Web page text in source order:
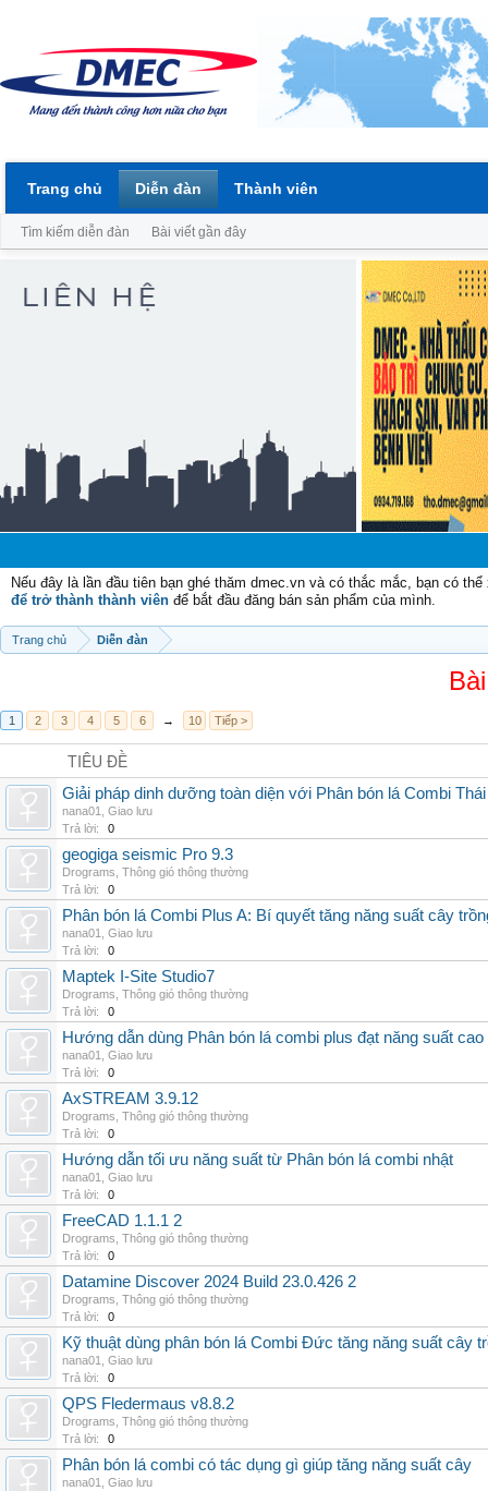
Nếu đây là lần đầu tiên bạn ghé thăm dmec.vn và có thắc mắc, bạn có
để trở thành thành viên để bắt đầu đăng bán sản phẩm của mình.
Trang chủ Diễn đàn
1 2 3 4 5 6 → 10 Tiếp >
TIÊU ĐỀ
Giải pháp dinh dưỡng toàn diện với Phân bón lá Combi Thái
nana01
Giao lưu
Trả lời:
0
geogiga seismic Pro 9.3
Drograms Thông gió thông thường
Trả lời:
0
Phân bón lá Combi Plus A: Bí quyết tăng năng suất cây
nana01
Giao lưu
Trả lời:
0
Maptek I-Site Studio7
Drograms Thông gió thông thường
Trả lời:
0
Hướng dẫn dùng Phân bón lá combi plus đạt năng suất cao
nana01
Giao lưu
Trả lời:
0
AxSTREAM 3.9.12
Drograms Thông gió thông thường
Trả lời:
0
Hướng dẫn tối ưu năng suất từ Phân bón lá combi nhật
nana01
Giao lưu
Trả lời:
0
FreeCAD 1.1.1 2
Drograms Thông gió thông thường
Trả lời:
0
Datamine Discover 2024 Build 23.0.426 2
Drograms Thông gió thông thường
Trả lời:
0
Kỹ thuật dùng phân bón lá Combi Đức tăng năng suất cây
nana01
Giao lưu
Trả lời:
0
QPS Fledermaus v8.8.2
Drograms Thông gió thông thường
Trả lời:
0
Phân bón lá combi có tác dụng gì giúp tăng năng suất cây
nana01
Giao lưu
Trang chủ Diễn đàn
Tìm kiếm diễn đàn Bài viết gần đây
Thành viên